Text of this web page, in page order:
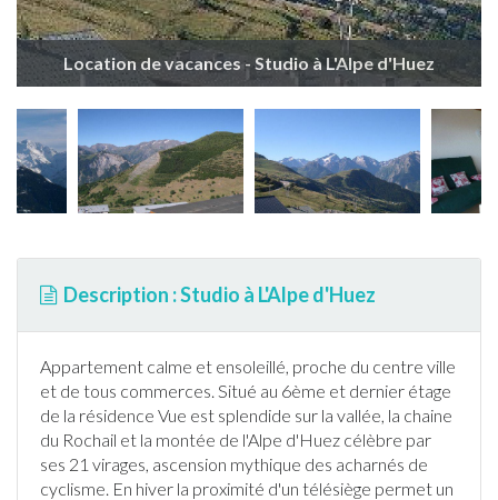
Location de vacances - Studio à L'Alpe d'Huez
Description : Studio à L'Alpe d'Huez
Appartement calme et ensoleillé, proche du centre ville
et de tous commerces. Situé au 6ème et dernier étage
de la résidence Vue est splendide sur la vallée, la chaine
du Rochail et la montée de l'Alpe d'Huez célèbre par
ses 21 virages, ascension mythique des acharnés de
cyclisme. En hiver la proximité d'un télésiège permet un